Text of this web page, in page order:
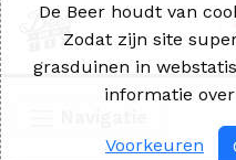
De Beer houdt van
Zodat zijn site
grasduinen in
informatie
Voorkeuren